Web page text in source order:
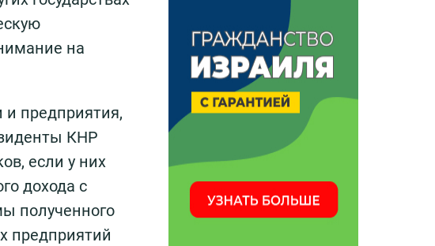
на
и предприятия,
КНР
если у них
дохода с
полученного
предприятий